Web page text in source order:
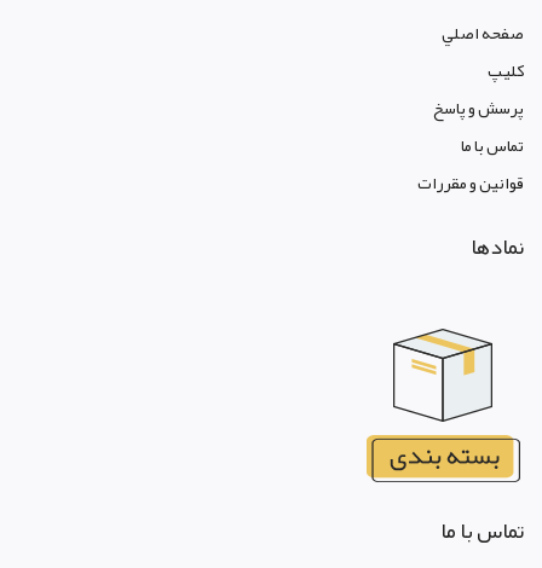
صفحه اصلي
کليپ
پرسش و پاسخ
تماس با ما
قوانين و مقررات
نمادها
تماس با ما